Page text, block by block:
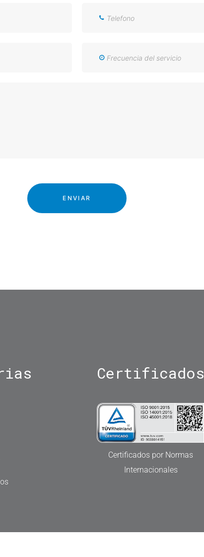
Certificados
Certificados por Normas
Internacionales